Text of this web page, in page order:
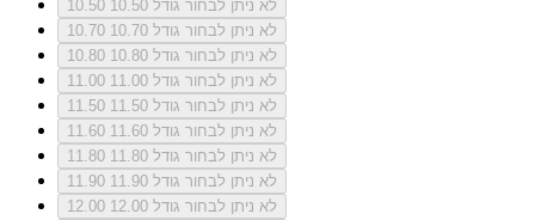
10.50
לא ניתן לבחור גודל 10.50
10.70
לא ניתן לבחור גודל 10.70
10.80
לא ניתן לבחור גודל 10.80
11.00
לא ניתן לבחור גודל 11.00
11.50
לא ניתן לבחור גודל 11.50
11.60
לא ניתן לבחור גודל 11.60
11.80
לא ניתן לבחור גודל 11.80
11.90
לא ניתן לבחור גודל 11.90
12.00
לא ניתן לבחור גודל 12.00